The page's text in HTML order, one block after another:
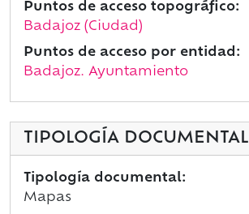
Puntos de acceso topográfico:
Badajoz (Ciudad)
Puntos de acceso por entidad:
Badajoz. Ayuntamiento
TIPOLOGÍA DOCUMENTAL
Tipología documental:
Mapas